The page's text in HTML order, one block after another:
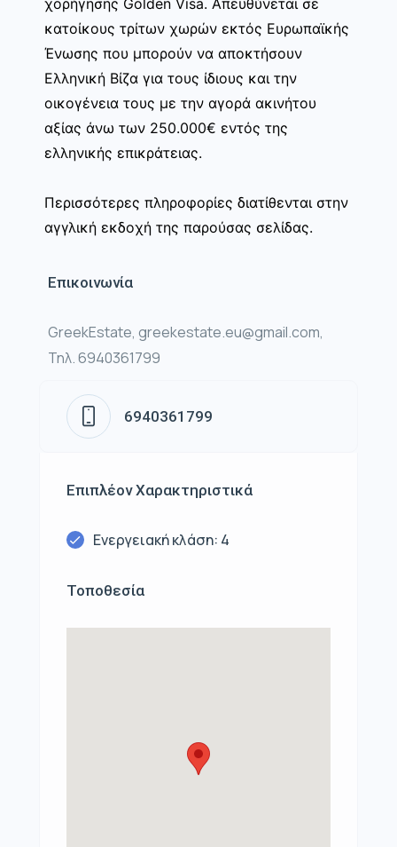
κατοίκους τρίτων χωρών εκτός Ευρωπαϊκής
Ένωσης που μπορούν να αποκτήσουν
Ελληνική Βίζα για τους ίδιους και την
οικογένεια τους με την αγορά ακινήτου
αξίας άνω των 250.000€ εντός της
ελληνικής επικράτειας.
Περισσότερες πληροφορίες διατίθενται στην
αγγλική εκδοχή της παρούσας σελίδας.
Επικοινωνία
GreekEstate, greekestate.eu@gmail.com,
Τηλ. 6940361799
6940361799
Επιπλέον Χαρακτηριστικά
Ενεργειακή κλάση: 4
Τοποθεσία